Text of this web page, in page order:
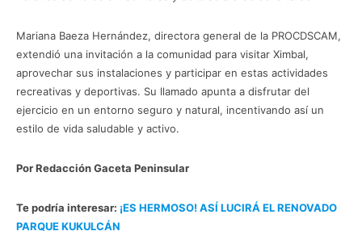
Mariana Baeza Hernández, directora general de la PROCDSCAM,
extendió una invitación a la comunidad para visitar Ximbal,
aprovechar sus instalaciones y participar en estas actividades
recreativas y deportivas. Su llamado apunta a disfrutar del
ejercicio en un entorno seguro y natural, incentivando así un
estilo de vida saludable y activo.
Por Redacción Gaceta Peninsular
Te podría interesar: ¡ES HERMOSO! ASÍ LUCIRÁ EL RENOVADO
PARQUE KUKULCÁN